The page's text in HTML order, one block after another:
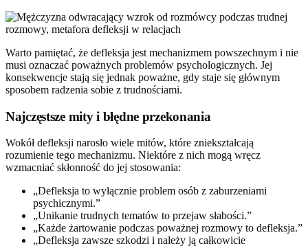
Warto pamiętać, że defleksja jest mechanizmem powszechnym i nie
musi oznaczać poważnych problemów psychologicznych. Jej
konsekwencje stają się jednak poważne, gdy staje się głównym
sposobem radzenia sobie z trudnościami.
Najczęstsze mity i błędne przekonania
Wokół defleksji narosło wiele mitów, które zniekształcają
rozumienie tego mechanizmu. Niektóre z nich mogą wręcz
wzmacniać skłonność do jej stosowania:
„Defleksja to wyłącznie problem osób z zaburzeniami
psychicznymi.”
„Unikanie trudnych tematów to przejaw słabości.”
„Każde żartowanie podczas poważnej rozmowy to defleksja.”
„Defleksja zawsze szkodzi i należy ją całkowicie